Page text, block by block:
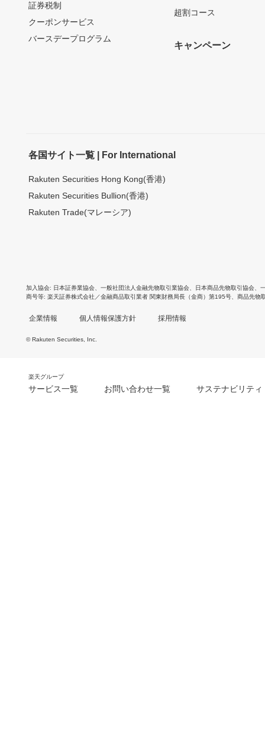
証券税制
クーポンサービス
バースデープログラム
超割コース
キャンペーン
各国サイト一覧 | For International
Rakuten Securities Hong Kong(香港)
Rakuten Securities Bullion(香港)
Rakuten Trade(マレーシア)
加入協会 日本証券業協会 一般社団法人金融先物取引業協会 日本商品先物取引協会
商号等 楽天証券株式会社／金融商品取引業者 関東財務局長（金商）第195号、商品先物
企業情報 個人情報保護方針 採用情報
© Rakuten Securities, Inc.
楽天グループ
サービス一覧 お問い合わせ一覧 サステナビリティ